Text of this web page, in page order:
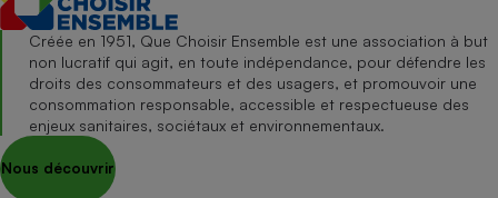
Créée en 1951, Que Choisir Ensemble est une association à but
non lucratif qui agit, en toute indépendance, pour défendre les
droits des consommateurs et des usagers, et promouvoir une
consommation responsable, accessible et respectueuse des
enjeux sanitaires, sociétaux et environnementaux.
Nous découvrir